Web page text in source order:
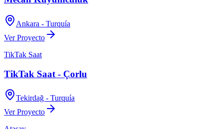
Ankara - Turquía
Ver Proyecto
TikTak Saat
TikTak Saat - Çorlu
Tekirdağ - Turquía
Ver Proyecto